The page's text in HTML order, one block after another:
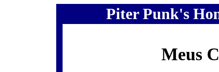
Piter Punk's
Meus